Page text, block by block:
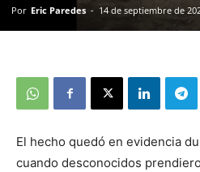
Por Eric Paredes - 14 de septiembre de
El hecho quedó en evidencia
cuando desconocidos